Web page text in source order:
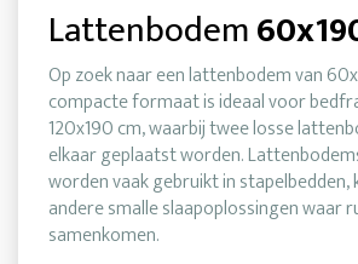
Lattenbodem
Op zoek naar een lattenbodem van
compacte formaat is ideaal voor
120x190 cm, waarbij twee losse
elkaar geplaatst worden.
worden vaak gebruikt in
andere smalle slaapoplossingen
samenkomen.